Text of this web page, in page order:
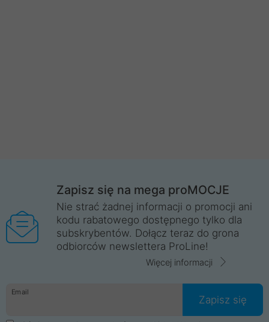
Zapisz się na mega proMOCJE
Nie strać żadnej informacji o promocji ani
kodu rabatowego dostępnego tylko dla
subskrybentów. Dołącz teraz do grona
odbiorców newslettera ProLine!
Więcej informacji
Email
Zapisz się